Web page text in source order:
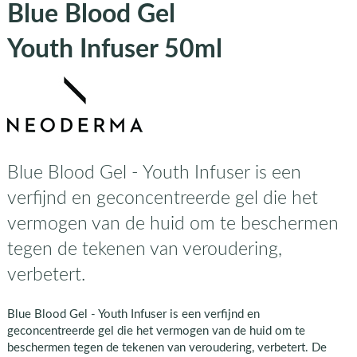
Blue Blood Gel
Youth Infuser 50ml
Blue Blood Gel - Youth Infuser is een
verfijnd en geconcentreerde gel die het
vermogen van de huid om te beschermen
tegen de tekenen van veroudering,
verbetert.
Blue Blood Gel - Youth Infuser is een verfijnd en
geconcentreerde gel die het vermogen van de huid om te
beschermen tegen de tekenen van veroudering, verbetert. De